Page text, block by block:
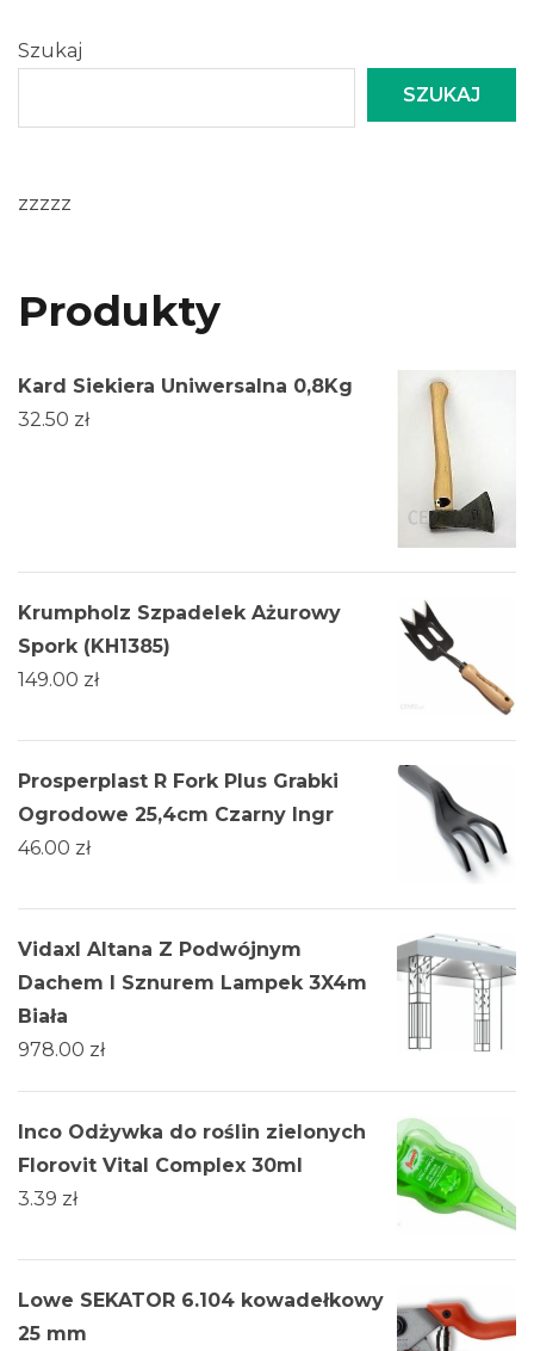
Szukaj
SZUKAJ
zzzzz
Produkty
Kard Siekiera Uniwersalna 0,8Kg
32.50 zł
Krumpholz Szpadelek Ażurowy
Spork (KH1385)
149.00 zł
Prosperplast R Fork Plus Grabki
Ogrodowe 25,4cm Czarny Ingr
46.00 zł
Vidaxl Altana Z Podwójnym
Dachem I Sznurem Lampek 3X4m
Biała
978.00 zł
Inco Odżywka do roślin zielonych
Florovit Vital Complex 30ml
3.39 zł
Lowe SEKATOR 6.104 kowadełkowy
25 mm